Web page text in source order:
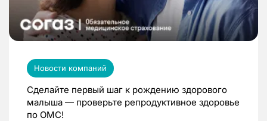
Новости компаний
Сделайте первый шаг к рождению здорового
малыша — проверьте репродуктивное здоровье
по ОМС!